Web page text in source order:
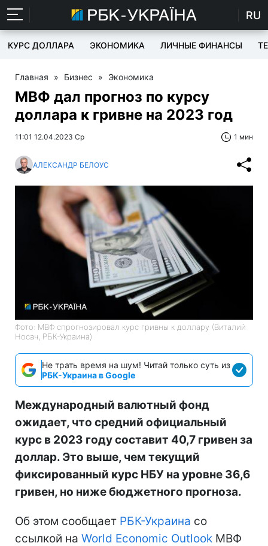
RU
КУРС ДОЛЛАРА ЭКОНОМИКА ЛИЧНЫЕ ФИНАНСЫ
Главная » Бизнес » Экономика
МВФ дал прогноз по курсу
доллара к гривне на 2023 год
11:01 12.04.2023 Ср 1 мин
АЛЕКСАНДР БЕЛОУС
Фото: МВФ спрогнозировал курс гривны к доллару (Виталий
Носач, РБК-Украина)
Не трать время на шум! Читай только суть из
РБК-Украина в Google
Международный валютный фонд
ожидает, что средний официальный
курс в 2023 году составит 40,7 гривен за
доллар. Это выше, чем текущий
фиксированный курс НБУ на уровне 36,6
гривен, но ниже бюджетного прогноза.
Об этом сообщает РБК-Украина со
ссылкой на World Economic Outlook МВФ